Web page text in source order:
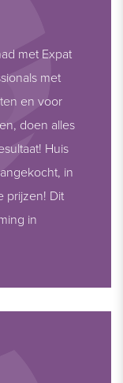
met Expat
met
en voor
doen alles
Huis
in
prijzen! Dit
in